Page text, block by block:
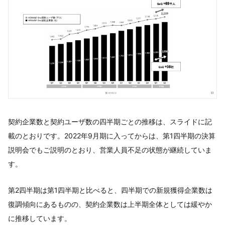
契約企業数と契約ユーザ数の四半期ごとの推移は、スライドに記
載のとおりです。2022年9月期に入ってからは、第1四半期の決算
説明会でもご説明のとおり、営業人員不足の状態が継続していま
す。
第2四半期は第1四半期と比べると、四半期での新規獲得企業数は
復調傾向にあるものの、契約企業数は上半期全体としては緩やか
に推移しています。